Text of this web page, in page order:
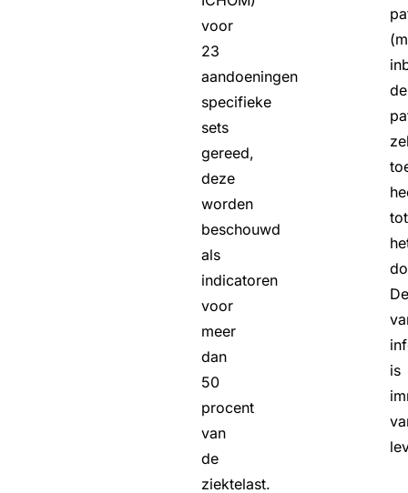
voor
23
aandoeningen
specifieke
sets
gereed,
deze
worden
beschouwd
als
indicatoren
voor
meer
dan
50
procent
van
de
ziektelast.
de
tot
is